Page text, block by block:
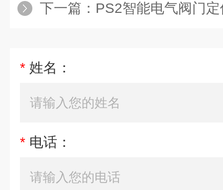
下一篇： PS2智能电气阀门定位器
* 姓名：
* 电话：